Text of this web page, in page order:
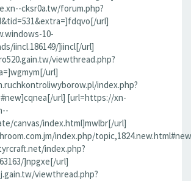
cksr0a.tw/forum.php?
url]
10-
iincl.186149/]iincl[/url]
viewthread.php?
url]
index.php?
url] [url=https://xn-
canvas/index.html]mwlbr[/url]
index.php/
index.php?
]npgxe[/url]
viewthread.php?